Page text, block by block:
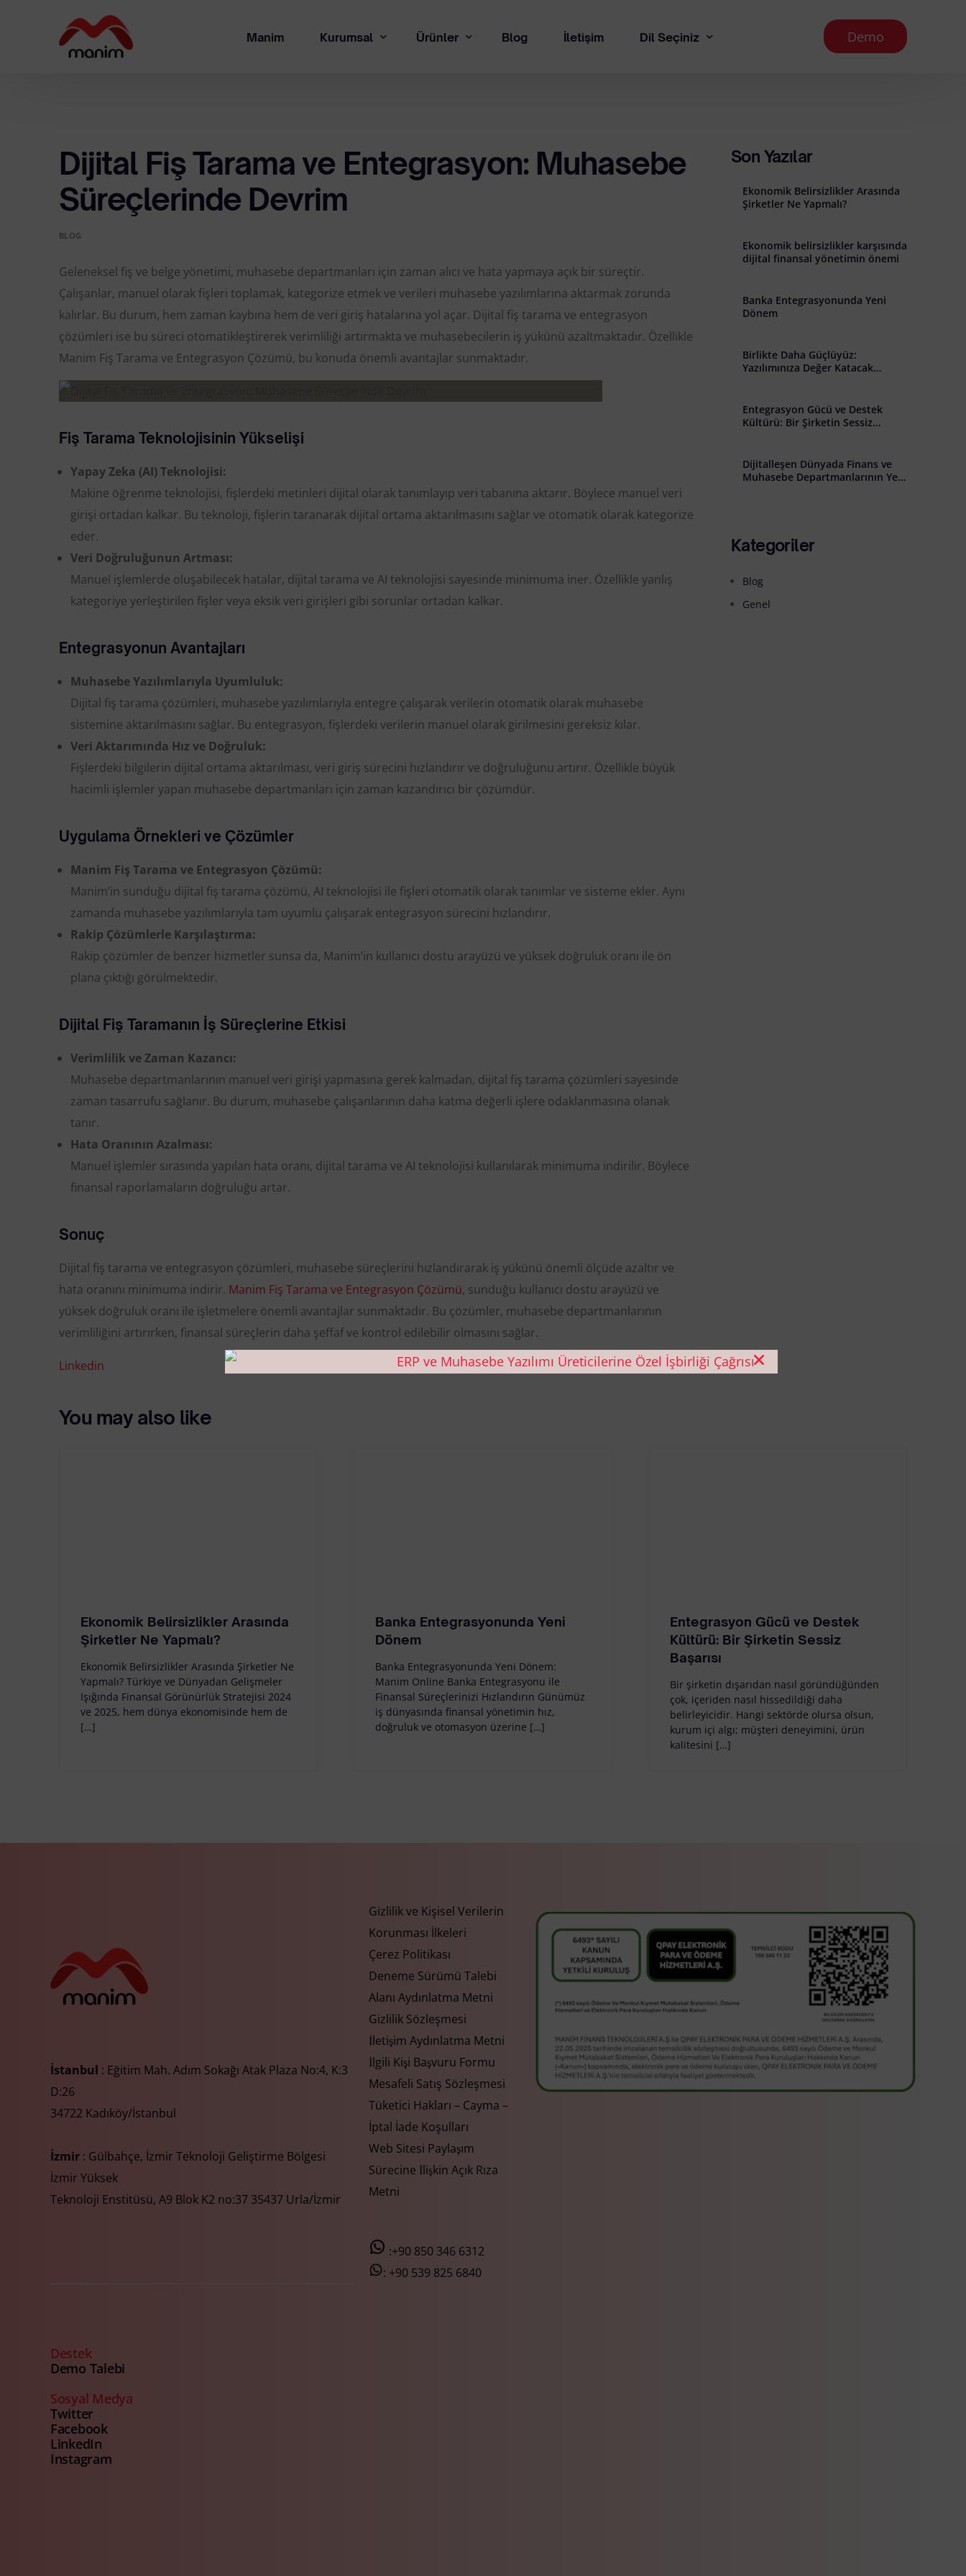
Manim Kurumsal
Deneme Sürümü Talebi Alanı Aydınlatma Metni
Gizlilik Sözleşmesi
Mesafeli Satış Sözleşmesi
Tüketici Hakları – Cayma – İptal İade Koşulları
Web Sitesi Paylaşım Sürecine İlişkin Açık Rıza Metni
Ürünler
Manim E-Fatura Entegrasyonu
Çek & Senet Entegrasyonu
API Portal
Veri Aktarım Servisi
Blog İletişim Dil Seçiniz Demo
Dijital Fiş Tarama ve Entegrasyon: Muhasebe
Süreçlerinde Devrim
BLOG
Geleneksel fiş ve belge yönetimi, muhasebe departmanları için zaman alıcı ve hata yapmaya açık bir süreçtir.
Çalışanlar, manuel olarak fişleri toplamak, kategorize etmek ve verileri muhasebe yazılımlarına aktarmak zorunda
kalırlar. Bu durum, hem zaman kaybına hem de veri giriş hatalarına yol açar. Dijital fiş tarama ve entegrasyon
çözümleri ise bu süreci otomatikleştirerek verimliliği artırmakta ve muhasebecilerin iş yükünü azaltmaktadır. Özellikle
Manim Fiş Tarama ve Entegrasyon Çözümü, bu konuda önemli avantajlar sunmaktadır.
Fiş Tarama Teknolojisinin Yükselişi
Yapay Zeka (AI) Teknolojisi:
Makine öğrenme teknolojisi, fişlerdeki metinleri dijital olarak tanımlayıp veri tabanına aktarır. Böylece manuel veri
girişi ortadan kalkar. Bu teknoloji, fişlerin taranarak dijital ortama aktarılmasını sağlar ve otomatik olarak kategorize
eder.
Veri Doğruluğunun Artması:
Manuel işlemlerde oluşabilecek hatalar, dijital tarama ve AI teknolojisi sayesinde minimuma iner. Özellikle yanlış
kategoriye yerleştirilen fişler veya eksik veri girişleri gibi sorunlar ortadan kalkar.
Entegrasyonun Avantajları
Muhasebe Yazılımlarıyla Uyumluluk:
Dijital fiş tarama çözümleri, muhasebe yazılımlarıyla entegre çalışarak verilerin otomatik olarak muhasebe
sistemine aktarılmasını sağlar. Bu entegrasyon, fişlerdeki verilerin manuel olarak girilmesini gereksiz kılar.
Veri Aktarımında Hız ve Doğruluk:
Fişlerdeki bilgilerin dijital ortama aktarılması, veri giriş sürecini hızlandırır ve doğruluğunu artırır. Özellikle büyük
hacimli işlemler yapan muhasebe departmanları için zaman kazandırıcı bir çözümdür.
Uygulama Örnekleri ve Çözümler
Manim Fiş Tarama ve Entegrasyon Çözümü:
Manim’in sunduğu dijital fiş tarama çözümü, AI teknolojisi ile fişleri otomatik olarak tanımlar ve sisteme ekler. Aynı
zamanda muhasebe yazılımlarıyla tam uyumlu çalışarak entegrasyon sürecini hızlandırır.
Rakip Çözümlerle Karşılaştırma:
Rakip çözümler de benzer hizmetler sunsa da, Manim’in kullanıcı dostu arayüzü ve yüksek doğruluk oranı ile ön
plana çıktığı görülmektedir.
Dijital Fiş Taramanın İş Süreçlerine Etkisi
Verimlilik ve Zaman Kazancı:
Muhasebe departmanlarının manuel veri girişi yapmasına gerek kalmadan, dijital fiş tarama çözümleri sayesinde
zaman tasarrufu sağlanır. Bu durum, muhasebe çalışanlarının daha katma değerli işlere odaklanmasına olanak
tanır.
Hata Oranının Azalması:
Manuel işlemler sırasında yapılan hata oranı, dijital tarama ve AI teknolojisi kullanılarak minimuma indirilir. Böylece
finansal raporlamaların doğruluğu artar.
Sonuç
Dijital fiş tarama ve entegrasyon çözümleri, muhasebe süreçlerini hızlandırarak iş yükünü önemli ölçüde azaltır ve
hata oranını minimuma indirir. Manim Fiş Tarama ve Entegrasyon Çözümü, sunduğu kullanıcı dostu arayüzü ve
yüksek doğruluk oranı ile işletmelere önemli avantajlar sunmaktadır. Bu çözümler, muhasebe departmanlarının
verimliliğini artırırken, finansal süreçlerin daha şeffaf ve kontrol edilebilir olmasını sağlar.
Linkedin
Son Yazılar
Ekonomik Belirsizlikler Arasında
Şirketler Ne Yapmalı?
Ekonomik belirsizlikler karşısında
dijital finansal yönetimin önemi
Banka Entegrasyonunda Yeni
Dönem
Birlikte Daha Güçlüyüz:
Yazılımınıza Değer Katacak
Entegrasyon Gücü ve Destek
Kültürü: Bir Şirketin Sessiz
Dijitalleşen Dünyada Finans ve
Muhasebe Departmanlarının Yeni
Kategoriler
Blog
Genel
You may also like
Ekonomik Belirsizlikler Arasında
Şirketler Ne Yapmalı?
Ekonomik Belirsizlikler Arasında Şirketler Ne
Yapmalı? Türkiye ve Dünyadan Gelişmeler
Işığında Finansal Görünürlük Stratejisi 2024
ve 2025, hem dünya ekonomisinde hem de
[…]
Banka Entegrasyonunda Yeni
Dönem
Banka Entegrasyonunda Yeni Dönem:
Manim Online Banka Entegrasyonu ile
Finansal Süreçlerinizi Hızlandırın Günümüz
iş dünyasında finansal yönetimin hız,
doğruluk ve otomasyon üzerine […]
Entegrasyon Gücü ve Destek
Kültürü: Bir Şirketin Sessiz
Başarısı
Bir şirketin dışarıdan nasıl göründüğünden
çok, içeriden nasıl hissedildiği daha
belirleyicidir. Hangi sektörde olursa olsun,
kurum içi algı; müşteri deneyimini, ürün
kalitesini […]
İstanbul : Eğitim Mah. Adım Sokağı Atak Plaza No:4, K:3
D:26
34722 Kadıköy/İstanbul
İzmir : Gülbahçe, İzmir Teknoloji Geliştirme Bölgesi
İzmir Yüksek
Teknoloji Enstitüsü, A9 Blok K2 no:37 35437 Urla/İzmir
Destek
Demo Talebi
Sosyal Medya
Twitter
Facebook
LinkedIn
Instagram
Gizlilik ve Kişisel Verilerin
Korunması İlkeleri
Çerez Politikası
Deneme Sürümü Talebi
Alanı Aydınlatma Metni
Gizlilik Sözleşmesi
İletişim Aydınlatma Metni
İlgili Kişi Başvuru Formu
Mesafeli Satış Sözleşmesi
Tüketici Hakları – Cayma –
İptal İade Koşulları
Web Sitesi Paylaşım
Sürecine İlişkin Açık Rıza
Metni
:+90 850 346 6312
: +90 539 825 6840